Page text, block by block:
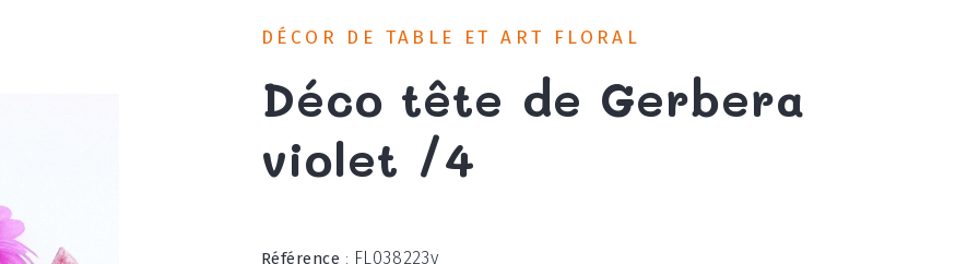
DÉCOR DE TABLE ET ART FLORAL
Déco tête de Gerbera
violet /4
Référence : FL038223v